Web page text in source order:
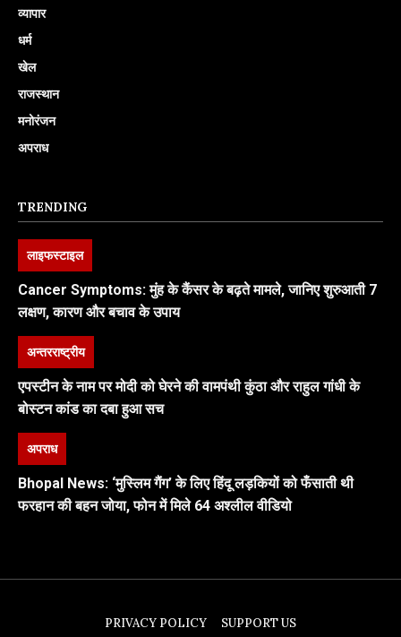
व्यापार
धर्म
खेल
राजस्थान
मनोरंजन
अपराध
TRENDING
लाइफस्टाइल
Cancer Symptoms: मुंह के कैंसर के बढ़ते मामले, जानिए शुरुआती 7
लक्षण, कारण और बचाव के उपाय
अन्तरराष्ट्रीय
एपस्टीन के नाम पर मोदी को घेरने की वामपंथी कुंठा और राहुल गांधी के
बोस्टन कांड का दबा हुआ सच
अपराध
Bhopal News: ‘मुस्लिम गैंग’ के लिए हिंदू लड़कियों को फँसाती थी
फरहान की बहन जोया, फोन में मिले 64 अश्लील वीडियो
PRIVACY POLICY SUPPORT US